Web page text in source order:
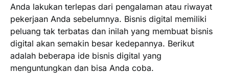
Anda lakukan terlepas dari pengalaman atau riwayat
pekerjaan Anda sebelumnya. Bisnis digital memiliki
peluang tak terbatas dan inilah yang membuat bisnis
digital akan semakin besar kedepannya. Berikut
adalah beberapa ide bisnis digital yang
menguntungkan dan bisa Anda coba.